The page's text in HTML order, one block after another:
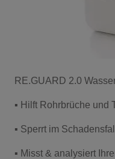
RE.GUARD 2.0
▪ Hilft Rohrbrüche und
▪ Sperrt im
▪ Misst & analysiert